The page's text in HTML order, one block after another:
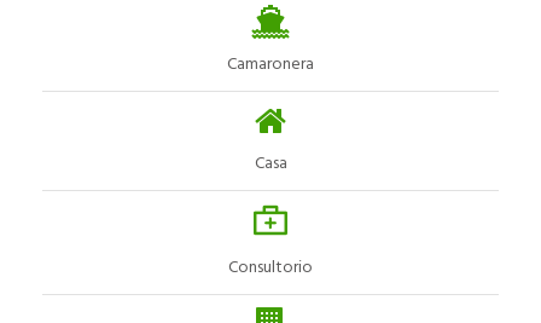
Camaronera
Casa
Consultorio